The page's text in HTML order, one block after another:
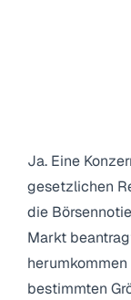
Ja. Eine
gesetzlichen
die
Markt
herumkommen
bestimmten